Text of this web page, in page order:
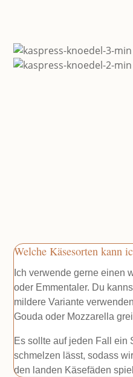
Welche Käsesorten kann
Ich verwende gerne einen
oder Emmentaler. Du
mildere Variante
Gouda oder Mozzarella
Es sollte auf jeden Fall ein
schmelzen lässt, sodass
den landen Käsefäden